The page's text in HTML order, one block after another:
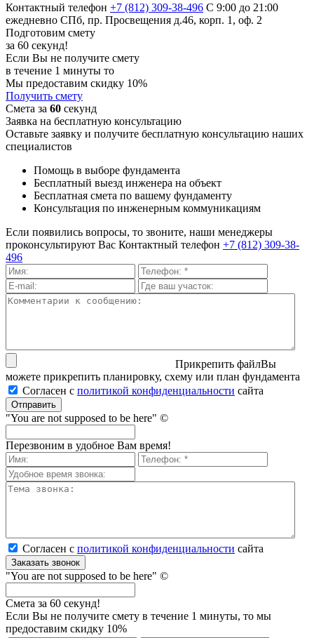
Контактный телефон +7 (812) 309-38-496 С 9:00 до 21:00
ежедневно СПб, пр. Просвещения д.46, корп. 1, оф. 2
Подготовим смету
за 60 секунд!
Если Вы не получите смету
в течение 1 минуты то
Мы предоставим скидку 10%
Получить смету
Смета за 60 секунд
Заявка на бесплатную консультацию
Оставьте заявку и получите бесплатную консультацию наших
специалистов
Помощь в выборе фундамента
Бесплатный выезд инженера на объект
Бесплатная смета по вашему фундаменту
Консультация по инженерным коммуникациям
Если появились вопросы, то звоните, наши менеджеры
проконсультируют Вас Контактный телефон +7 (812) 309-38-
496
Прикрепить файлВы
можете прикрепить планировку, схему или план фундамента
Согласен с политикой кон­фи­ден­ци­аль­нос­ти сайта
Отправить
"You are not supposed to be here" ©
Перезвоним в удобное Вам время!
Согласен с политикой кон­фи­ден­ци­аль­нос­ти сайта
Заказать звонок
"You are not supposed to be here" ©
Смета за 60 секунд!
Если Вы не получите смету в течение 1 минуты, то мы
предоставим скидку 10%